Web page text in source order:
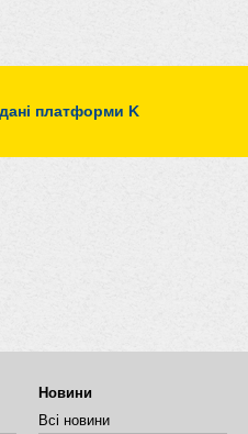
платформи K
Новини
Всі новини